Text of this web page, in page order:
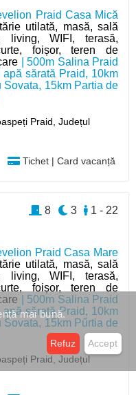
Praid Casa Mică
utilată, masă, sală
living, WIFI, terasă,
foișor, teren de
| 500m Salina Praid
sărată Praid, 10km
Sovata, 15km Partia de
Praid,Județul
Tichet | Card vacanță
Praid Casa Mare
utilată, masă, sală
living, WIFI, terasă,
foișor, teren de
| 500m Salina Praid
sărată Praid, 10km
Sovata, 15km Pűrtia de
Praid,Județul
1 - 22
3
8
mai bună.
Refuz Accept